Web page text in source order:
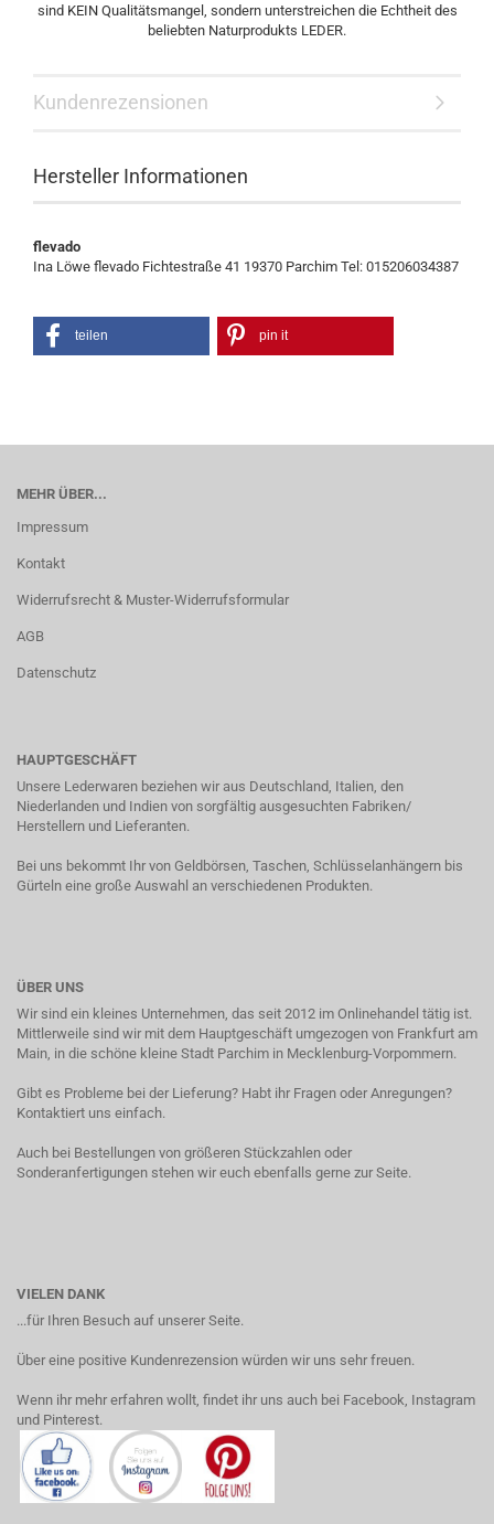
sind KEIN Qualitätsmangel, sondern unterstreichen die Echtheit des
beliebten Naturprodukts LEDER.
Kundenrezensionen
Hersteller Informationen
flevado
Ina Löwe flevado Fichtestraße 41 19370 Parchim Tel: 015206034387
teilen pin it
MEHR ÜBER...
Impressum
Kontakt
Widerrufsrecht & Muster-Widerrufsformular
AGB
Datenschutz
HAUPTGESCHÄFT
Unsere Lederwaren beziehen wir aus Deutschland, Italien, den
Niederlanden und Indien von sorgfältig ausgesuchten Fabriken/
Herstellern und Lieferanten.
Bei uns bekommt Ihr von Geldbörsen, Taschen, Schlüsselanhängern bis
Gürteln eine große Auswahl an verschiedenen Produkten.
ÜBER UNS
Wir sind ein kleines Unternehmen, das seit 2012 im Onlinehandel tätig ist.
Mittlerweile sind wir mit dem Hauptgeschäft umgezogen von Frankfurt am
Main, in die schöne kleine Stadt Parchim in Mecklenburg-Vorpommern.
Gibt es Probleme bei der Lieferung? Habt ihr Fragen oder Anregungen?
Kontaktiert uns einfach.
Auch bei Bestellungen von größeren Stückzahlen oder
Sonderanfertigungen stehen wir euch ebenfalls gerne zur Seite.
VIELEN DANK
...für Ihren Besuch auf unserer Seite.
Über eine positive Kundenrezension würden wir uns sehr freuen.
Wenn ihr mehr erfahren wollt, findet ihr uns auch bei Facebook, Instagram
und Pinterest.